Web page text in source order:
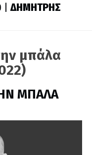
|ΔΗΜΗΤΡΗΣ
μπάλα
ΜΠΑΛΑ